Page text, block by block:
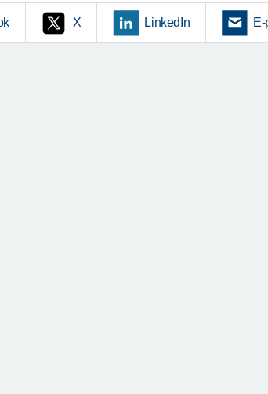
X LinkedIn